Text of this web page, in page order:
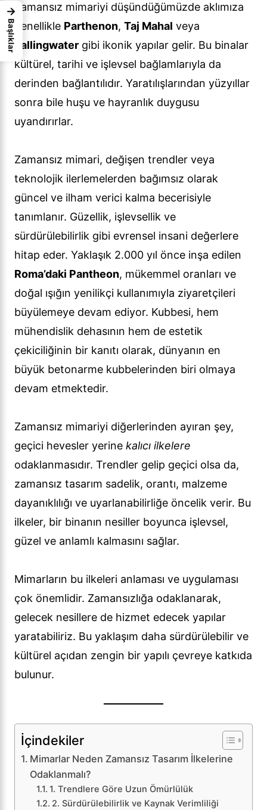
Zamansız mimariyi düşündüğümüzde aklımıza
genellikle Parthenon, Taj Mahal veya
Fallingwater gibi ikonik yapılar gelir. Bu binalar
kültürel, tarihi ve işlevsel bağlamlarıyla da
derinden bağlantılıdır. Yaratılışlarından yüzyıllar
sonra bile huşu ve hayranlık duygusu
uyandırırlar.
Zamansız mimari, değişen trendler veya
teknolojik ilerlemelerden bağımsız olarak
güncel ve ilham verici kalma becerisiyle
tanımlanır. Güzellik, işlevsellik ve
sürdürülebilirlik gibi evrensel insani değerlere
hitap eder. Yaklaşık 2.000 yıl önce inşa edilen
Roma’daki Pantheon, mükemmel oranları ve
doğal ışığın yenilikçi kullanımıyla ziyaretçileri
büyülemeye devam ediyor. Kubbesi, hem
mühendislik dehasının hem de estetik
çekiciliğinin bir kanıtı olarak, dünyanın en
büyük betonarme kubbelerinden biri olmaya
devam etmektedir.
Zamansız mimariyi diğerlerinden ayıran şey,
geçici hevesler yerine kalıcı ilkelere
odaklanmasıdır. Trendler gelip geçici olsa da,
zamansız tasarım sadelik, orantı, malzeme
dayanıklılığı ve uyarlanabilirliğe öncelik verir. Bu
ilkeler, bir binanın nesiller boyunca işlevsel,
güzel ve anlamlı kalmasını sağlar.
Mimarların bu ilkeleri anlaması ve uygulaması
çok önemlidir. Zamansızlığa odaklanarak,
gelecek nesillere de hizmet edecek yapılar
yaratabiliriz. Bu yaklaşım daha sürdürülebilir ve
kültürel açıdan zengin bir yapılı çevreye katkıda
bulunur.
İçindekiler
Mimarlar Neden Zamansız Tasarım İlkelerine
Odaklanmalı?
1. Trendlere Göre Uzun Ömürlülük
2. Sürdürülebilirlik ve Kaynak Verimliliği
→
Başlıklar